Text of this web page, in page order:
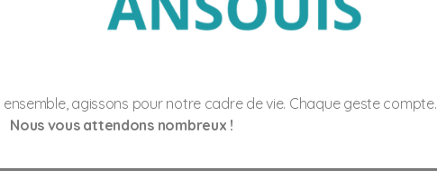
agissons pour notre cadre de vie. Chaque geste compte.
Nous vous attendons nombreux !